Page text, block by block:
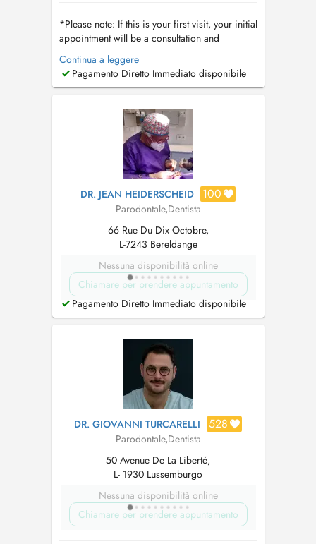
*Please note: If this is your first visit, your initial
appointment will be a consultation and
comprehensive dental assessment. Dental
cleanings are not performed during the first
visit, as we first evaluate your oral health,
appropriate treatment plan. Thi...
Continua a leggere
Pagamento Diretto Immediato disponibile
DR. JEAN HEIDERSCHEID 100
Parodontale,Dentista
66 Rue Du Dix Octobre,
L-7243 Bereldange
Nessuna disponibilità online
Chiamare per prendere appuntamento
Pagamento Diretto Immediato disponibile
DR. GIOVANNI TURCARELLI 528
Parodontale,Dentista
50 Avenue De La Liberté,
L- 1930 Lussemburgo
Nessuna disponibilità online
Chiamare per prendere appuntamento